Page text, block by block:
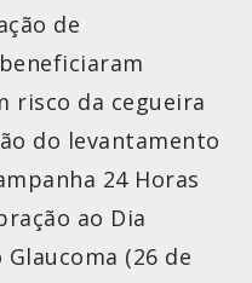
de
risco da cegueira
do levantamento
24 Horas
ao Dia
(26 de